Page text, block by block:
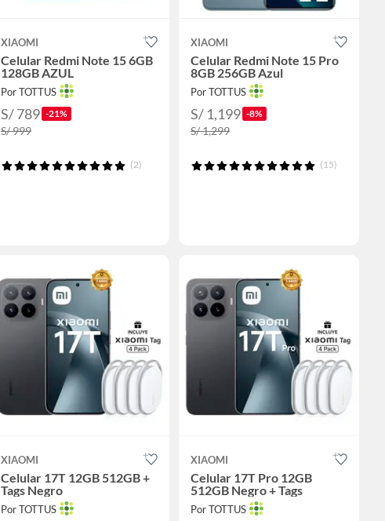
XIAOMI
Celular Redmi Note 15 6GB
128GB AZUL
Por TOTTUS
S/ 789 -21%
S/ 999
(2)
XIAOMI
Celular Redmi Note 15 Pro
8GB 256GB Azul
Por TOTTUS
S/ 1,199 -8%
S/ 1,299
(15)
XIAOMI
Celular 17T 12GB 512GB +
Tags Negro
Por TOTTUS
XIAOMI
Celular 17T Pro 12GB
512GB Negro + Tags
Por TOTTUS